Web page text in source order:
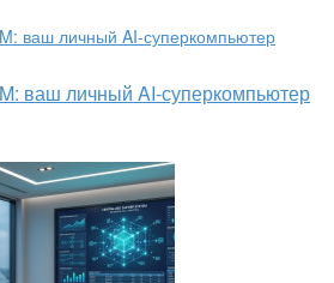
ваш личный AI-суперкомпьютер